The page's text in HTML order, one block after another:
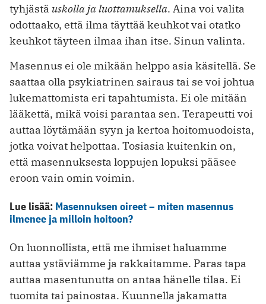
tyhjästä uskolla ja luottamuksella. Aina voi valita
odottaako, että ilma täyttää keuhkot vai otatko
keuhkot täyteen ilmaa ihan itse. Sinun valinta.
Masennus ei ole mikään helppo asia käsitellä. Se
saattaa olla psykiatrinen sairaus tai se voi johtua
lukemattomista eri tapahtumista. Ei ole mitään
lääkettä, mikä voisi parantaa sen. Terapeutti voi
auttaa löytämään syyn ja kertoa hoitomuodoista,
jotka voivat helpottaa. Tosiasia kuitenkin on,
että masennuksesta loppujen lopuksi pääsee
eroon vain omin voimin.
Lue lisää: Masennuksen oireet – miten masennus
ilmenee ja milloin hoitoon?
On luonnollista, että me ihmiset haluamme
auttaa ystäviämme ja rakkaitamme. Paras tapa
auttaa masentunutta on antaa hänelle tilaa. Ei
tuomita tai painostaa. Kuunnella jakamatta